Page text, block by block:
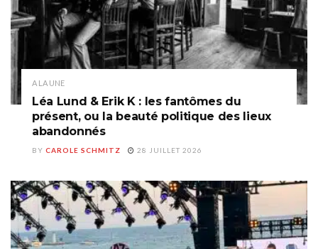
A LA UNE
Léa Lund & Erik K : les fantômes du
présent, ou la beauté politique des lieux
abandonnés
BY CAROLE SCHMITZ 28 JUILLET 2026